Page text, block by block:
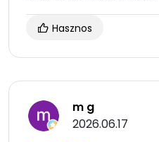
Hasznos
m g
2026.06.17